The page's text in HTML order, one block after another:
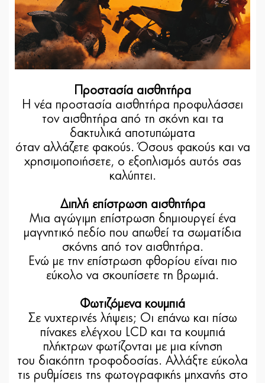
Προστασία αισθητήρα
Η νέα προστασία αισθητήρα προφυλάσσει
τον αισθητήρα από τη σκόνη και τα
δακτυλικά αποτυπώματα
όταν αλλάζετε φακούς. Όσους φακούς και να
χρησιμοποιήσετε, ο εξοπλισμός αυτός σας
καλύπτει.
Διπλή επίστρωση αισθητήρα
Μια αγώγιμη επίστρωση δημιουργεί ένα
μαγνητικό πεδίο που απωθεί τα σωματίδια
σκόνης από τον αισθητήρα.
Ενώ με την επίστρωση φθορίου είναι πιο
εύκολο να σκουπίσετε τη βρωμιά.
Φωτιζόμενα κουμπιά
Σε νυχτερινές λήψεις; Οι επάνω και πίσω
πίνακες ελέγχου LCD και τα κουμπιά
πλήκτρων φωτίζονται με μια κίνηση
του διακόπτη τροφοδοσίας. Αλλάξτε εύκολα
τις ρυθμίσεις της φωτογραφικής μηχανής στο